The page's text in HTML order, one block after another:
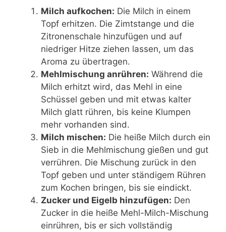
Milch aufkochen: Die Milch in einem
Topf erhitzen. Die Zimtstange und die
Zitronenschale hinzufügen und auf
niedriger Hitze ziehen lassen, um das
Aroma zu übertragen.
Mehlmischung anrühren: Während die
Milch erhitzt wird, das Mehl in eine
Schüssel geben und mit etwas kalter
Milch glatt rühren, bis keine Klumpen
mehr vorhanden sind.
Milch mischen: Die heiße Milch durch ein
Sieb in die Mehlmischung gießen und gut
verrühren. Die Mischung zurück in den
Topf geben und unter ständigem Rühren
zum Kochen bringen, bis sie eindickt.
Zucker und Eigelb hinzufügen: Den
Zucker in die heiße Mehl-Milch-Mischung
einrühren, bis er sich vollständig